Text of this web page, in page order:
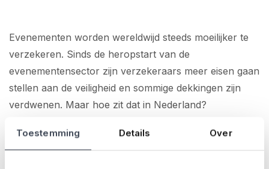
Toestemming Details Over
Evenementen worden wereldwijd steeds moeilijker te
verzekeren. Sinds de heropstart van de
evenementensector zijn verzekeraars meer eisen gaan
stellen aan de veiligheid en sommige dekkingen zijn
verdwenen. Maar hoe zit dat in Nederland?
Hierover spraken wij met Event Safety Institute, een
onafhankelijk expertisecentrum voor